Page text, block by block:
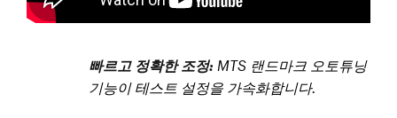
빠르고 정확한 조정: MTS 랜드마크 오토튜닝
기능이 테스트 설정을 가속화합니다.